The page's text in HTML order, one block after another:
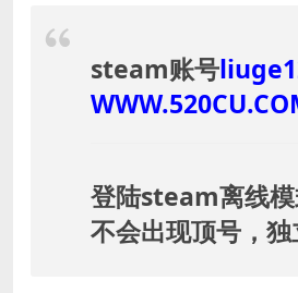
steam账号
登陆steam离线
不会出现顶号，